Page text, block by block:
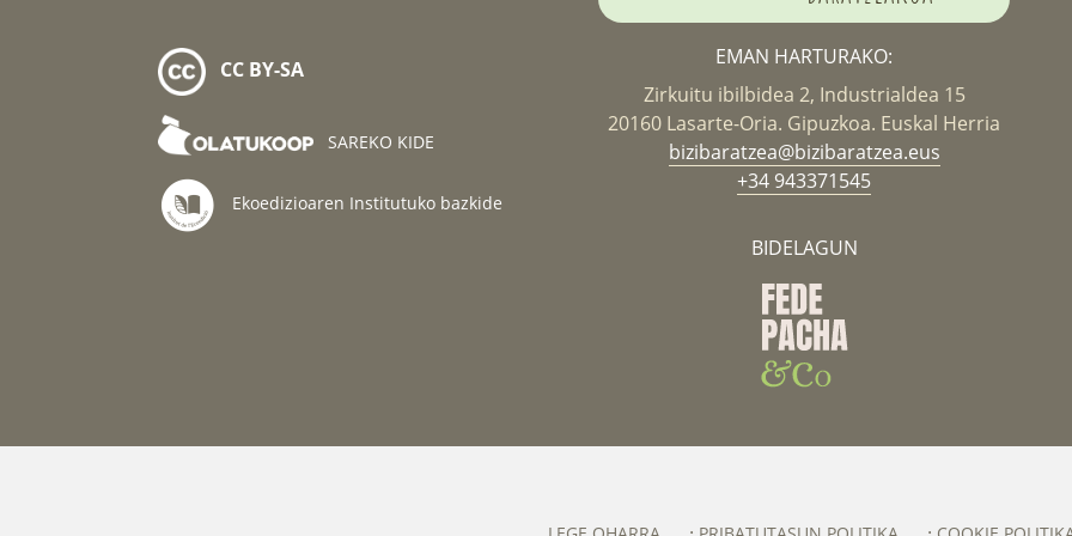
CC BY-SA
SAREKO KIDE
Ekoedizioaren Institutuko bazkide
EMAN HARTURAKO:
Zirkuitu ibilbidea 2, Industrialdea 15
20160 Lasarte-Oria. Gipuzkoa. Euskal Herria
bizibaratzea@bizibaratzea.eus
+34 943371545
BIDELAGUN